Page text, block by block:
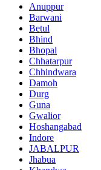
Anuppur
Barwani
Betul
Bhind
Bhopal
Chhatarpur
Chhindwara
Damoh
Durg
Guna
Gwalior
Hoshangabad
Indore
JABALPUR
Jhabua